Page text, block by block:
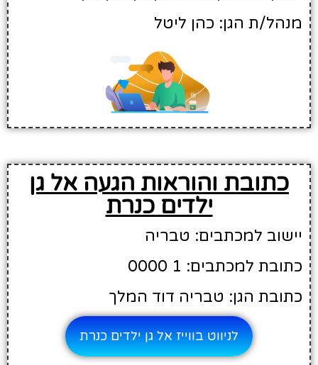
מנהל/ת הגן: כהן ליטל
כתובת והוראות הגעה אל גן
ילדים כנרת
יישוב למכתבים: טבריה
כתובת למכתבים: 1 0000
כתובת הגן: טבריה דוד המלך
לניווט בווייז אל גן ילדים כנרת